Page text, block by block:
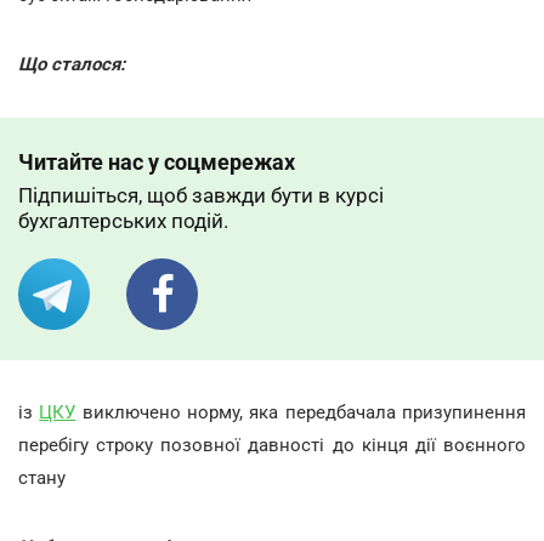
Що сталося:
Читайте нас у соцмережах
Підпишіться, щоб завжди бути в курсі
бухгалтерських подій.
із ЦКУ виключено норму, яка передбачала призупинення
перебігу строку позовної давності до кінця дії воєнного
стану